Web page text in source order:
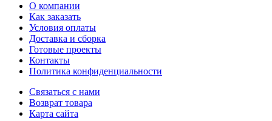
O компании
Как заказать
Условия оплаты
Доставка и сборка
Готовые проекты
Контакты
Политика конфиденциальности
Связаться с нами
Возврат товара
Карта сайта